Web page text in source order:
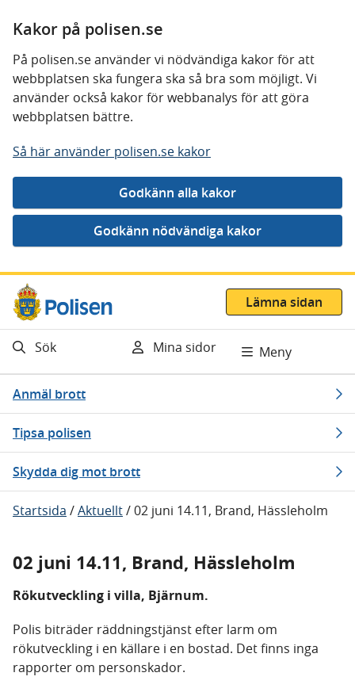
Kakor på polisen.se
På polisen.se använder vi nödvändiga kakor för att
webbplatsen ska fungera ska så bra som möjligt. Vi
använder också kakor för webbanalys för att göra
webbplatsen bättre.
Så här använder polisen.se kakor
Gå direkt till innehåll
Lämna sidan
Sök Mina sidor Meny
Anmäl brott
Tipsa polisen
Skydda dig mot brott
Startsida /Aktuellt/02 juni 14.11, Brand, Hässleholm
02 juni 14.11, Brand, Hässleholm
Rökutveckling i villa, Bjärnum.
Polis biträder räddningstjänst efter larm om
rökutveckling i en källare i en bostad. Det finns inga
rapporter om personskador.